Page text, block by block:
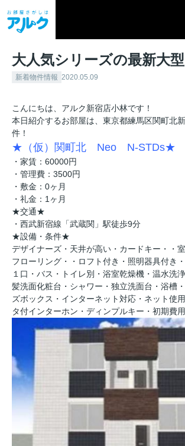
大人気シリーズの最新大
新着物件情報 2020.05.09
こんにちは、アルク新宿店小林です！
本日紹介するお部屋は、東京都練馬区関町北
件！
★（仮）関町北 Neo N-STDs★
・家賃：60000円
・管理費：3500円
・敷金：0ヶ月
・礼金：1ヶ月
★交通★
・西武新宿線「武蔵関」駅徒歩9分
★設備・条件★
デザイナーズ・天井が高い・カードキー・・
フローリング・・ロフト付き・照明器具付き
１口・バス・トイレ別・浴室乾燥機・温水洗
髪洗面化粧台・シャワー・独立洗面台・浴槽
ズボックス・インターネット対応・ネット使
タ付インターホン・ディンプルキー・初期費